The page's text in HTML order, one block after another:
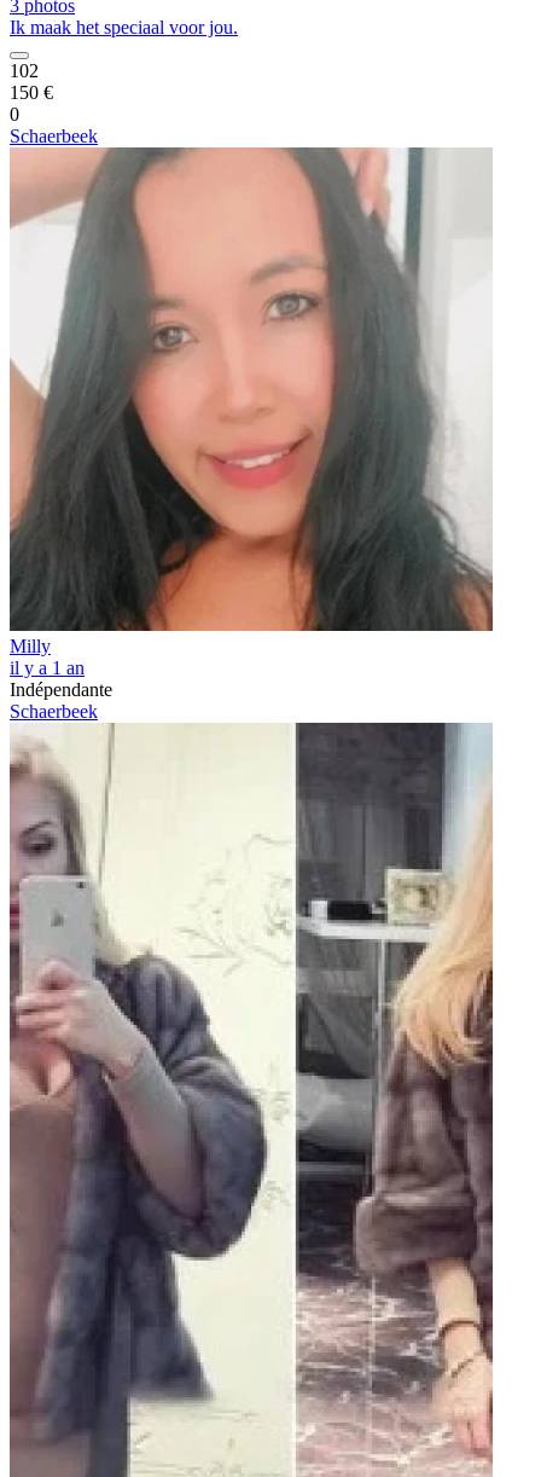
3 photos
Ik maak het speciaal voor jou.
102
150 €
0
Schaerbeek
Milly
il y a 1 an
Indépendante
Schaerbeek